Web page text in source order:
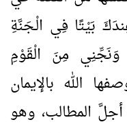
بَيْتًا فِي الْـجَنَّةِ
مِنَ الْقَوْمِ
[التحريم: ١١]. فوصفها الله بالإيمان
أجلَّ المطالب، وهو